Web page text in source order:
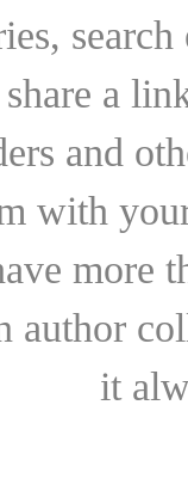
a
and
with
more
author
it